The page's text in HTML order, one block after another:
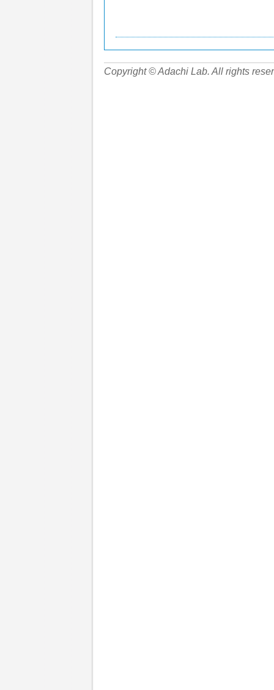
Copyright © Adachi Lab. All rights